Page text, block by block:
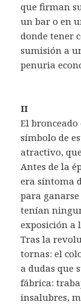
que firman
un bar o en
donde tener
sumisión a
penuria
II
El
símbolo de
atractivo,
Antes de la
era síntoma
para
tenían
exposición a
Tras la
tornas: el
a dudas que
fábrica:
insalubres,